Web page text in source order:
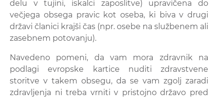
delu v tujini, iskalci zaposlitve) upravičena do
večjega obsega pravic kot oseba, ki biva v drugi
državi članici krajši čas (npr. osebe na službenem ali
zasebnem potovanju).
Navedeno pomeni, da vam mora zdravnik na
podlagi evropske kartice nuditi zdravstvene
storitve v takem obsegu, da se vam zgolj zaradi
zdravljenja ni treba vrniti v pristojno državo pred